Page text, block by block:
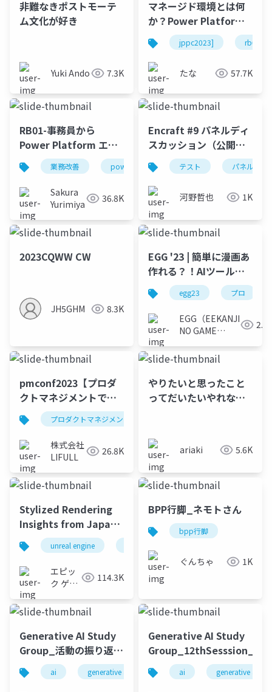
非難なきポストモーテ
ム文化が好き
Yuki Ando 7.3K
マネージド環境とは何
か？Power Platform
管理者が押さえておく
べきポイント
jppc2023] rb03
たな 57.7K
RB01-事務員から
Power Platform エン
ジニアにキャリアチェ
ンジして気づいたこと
業務改善 powerplatform powerautomate
Sakura
Yurimiya
36.8K
Encraft #9 パネルディ
スカッション（公開
用）
テスト パネルディ
河野哲也 1K
2023CQWW CW
JH5GHM 8.3K
EGG '23 | 簡単に漫画あ
作れる？！AIツールと
クリエイターの未来
egg23 プロ
EGG（EEKANJI
NO GAME
pmconf2023【プロダ
クトマネジメントで高
速PDCA】 アウトカム
が激増したLIFULL
HOME’Sのグロース事
例
プロダクトマネジメント
株式会社
LIFULL
26.8K
やりたいと思ったこと
ってだいたいやれない
ariaki 5.6K
Stylized Rendering
Insights from Japan
(Unreal Fest Gold
Coast 2023)
unreal engine
エピッ
ク ゲー
ャパン
114.3K
BPP行脚_ネモトさん
bpp行脚
ぐんちゃ 1K
Generative AI Study
Group_活動の振り返り
_20231130
ai generative ai machine learning deep
Generative AI Study
ai generative ai